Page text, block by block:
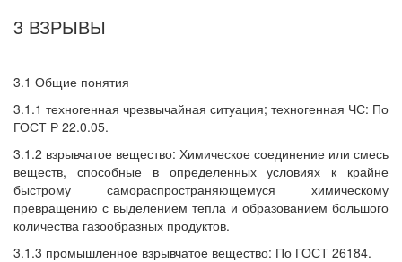
3 ВЗРЫВЫ
3.1 Общие понятия
3.1.1 техногенная чрезвычайная ситуация; техногенная ЧС: По
ГОСТ Р 22.0.05.
3.1.2 взрывчатое вещество: Химическое соединение или смесь
веществ, способные в определенных условиях к крайне
быстрому самораспространяющемуся химическому
превращению с выделением тепла и образованием большого
количества газообразных продуктов.
3.1.3 промышленное взрывчатое вещество: По ГОСТ 26184.